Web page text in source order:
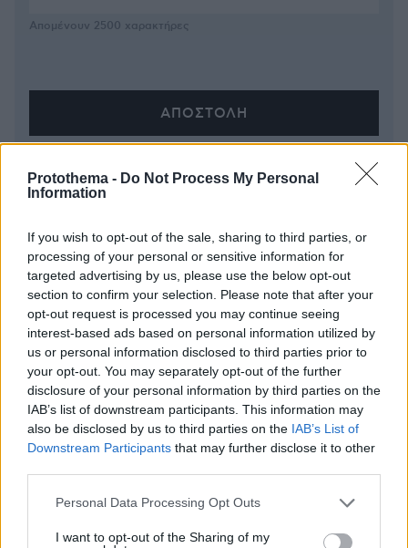
Protothema - Do Not Process My Personal
Information
If you wish to opt-out of the sale, sharing to third parties, or
processing of your personal or sensitive information for
targeted advertising by us, please use the below opt-out
section to confirm your selection. Please note that after your
opt-out request is processed you may continue seeing
interest-based ads based on personal information utilized by
us or personal information disclosed to third parties prior to
your opt-out. You may separately opt-out of the further
disclosure of your personal information by third parties on the
IAB’s list of downstream participants. This information may
also be disclosed by us to third parties on the IAB’s List of
Downstream Participants that may further disclose it to other
Please note that this website/app uses one or more Google
not limited to your visit or usage behaviour. You may click to
Personal Data Processing Opt Outs
I want to opt-out of the Sharing of my
Απομένουν 2500 χαρακτήρες
* Υποχρεωτικά πεδία
ΡΟΗ ΕΙΔΗΣΕΩΝ
Ειδήσεις Δημοφιλή Σχολιασμένα
Τουλάχιστον τρεις νεκροί και πολλοί τραυματίες
εξαιτίας ρωσικών πληγμάτων στην Ουκρανία
πριν μία ώρα
Συναγερμός στην Έδεσσα για την εξαφάνιση 31χρονου
09.08.2026, 02:46
09.08.2026, 02:08
Τουλάχιστον 22 νεκροί κατά τη σύγκρουση δύο